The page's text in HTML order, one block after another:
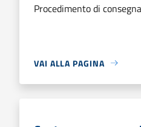
Procedimento di
VAI ALLA PAGINA